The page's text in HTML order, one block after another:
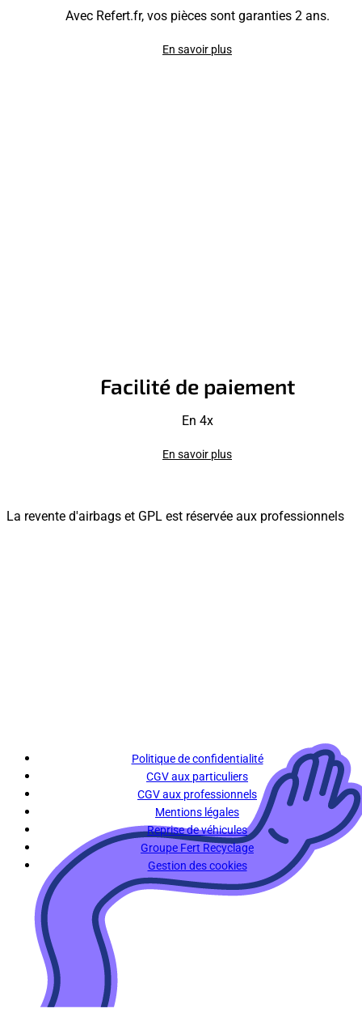
Avec Refert.fr, vos pièces sont garanties 2 ans.
En savoir plus
Facilité de paiement
En 4x
En savoir plus
La revente d'airbags et GPL est réservée aux professionnels
Politique de confidentialité
CGV aux particuliers
CGV aux professionnels
Mentions légales
Reprise de véhicules
Groupe Fert Recyclage
Gestion des cookies